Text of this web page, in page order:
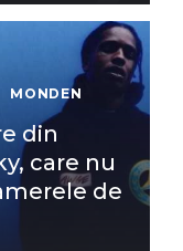
MONDEN
din
care nu
de